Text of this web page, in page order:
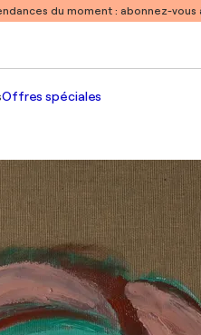
du moment : abonnez-vous
Offres spéciales